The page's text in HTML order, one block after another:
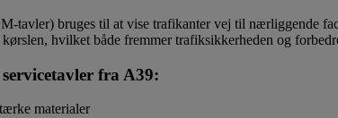
bruges til at vise trafikanter vej til nærliggende
hvilket både fremmer trafiksikkerheden og
fra A39:
materialer